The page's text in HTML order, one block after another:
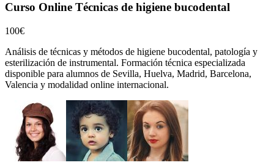
Curso Online Técnicas de higiene bucodental
100€
Análisis de técnicas y métodos de higiene bucodental, patología y
esterilización de instrumental. Formación técnica especializada
disponible para alumnos de Sevilla, Huelva, Madrid, Barcelona,
Valencia y modalidad online internacional.